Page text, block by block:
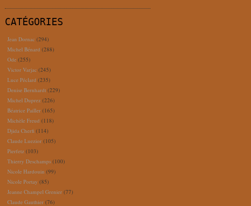
CATÉGORIES
Jean Dornac (294)
Michel Bénard (288)
Ode (255)
Victor Varjac (245)
Luce Péclard (235)
Denise Bernhardt (229)
Michel Duprez (226)
Béatrice Pailler (165)
Michèle Freud (118)
Djida Cherfi (114)
Claude Luezior (105)
Pierfetz (103)
Thierry Deschamps (100)
Nicole Hardouin (99)
Nicole Portay (85)
Jeanne Champel Grenier (77)
Claude Gauthier (76)